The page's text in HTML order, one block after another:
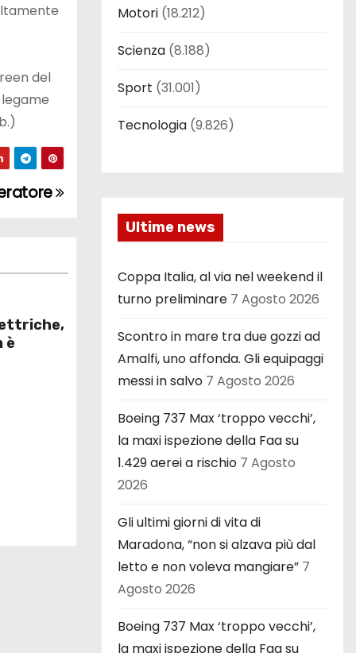
del
è
Motori (18.212)
Scienza (8.188)
Sport (31.001)
Tecnologia (9.826)
Ultime news
Coppa Italia, al via nel weekend il
turno preliminare 7 Agosto 2026
Scontro in mare tra due gozzi ad
Amalfi, uno affonda. Gli equipaggi
messi in salvo 7 Agosto 2026
Boeing 737 Max ‘troppo vecchi’,
la maxi ispezione della Faa su
1.429 aerei a rischio 7 Agosto
2026
Gli ultimi giorni di vita di
Maradona, “non si alzava più dal
letto e non voleva mangiare” 7
Agosto 2026
Boeing 737 Max ‘troppo vecchi’,
la maxi ispezione della Faa su